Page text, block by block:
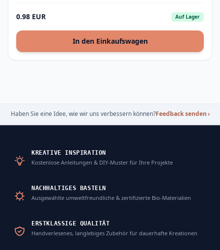
0.98 EUR Auf Lager
In den Einkaufswagen
Haben Sie eine Idee, wie wir uns verbessern können?Feedback senden›
KREATIVE INSPIRATION
Kostenlose Anleitungen & DIY-Muster für Ihre Projekte
NACHHALTIGES BASTELN
Ausgewählte umweltfreundliche & zertifizierte Bio-Materialien
ERSTKLASSIGE QUALITÄT
Handverlesenes, langlebiges Zubehör für dauerhafte Kreationen